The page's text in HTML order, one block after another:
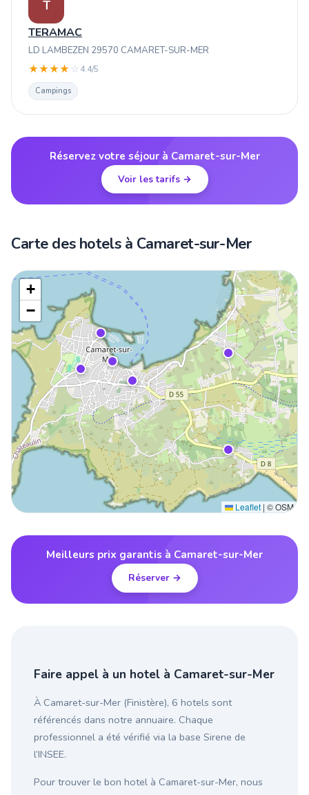
T
TERAMAC
LD LAMBEZEN 29570 CAMARET-SUR-MER
★★★★ ☆ 4.4/5
Campings
Réservez votre séjour à Camaret-sur-Mer
Voir les tarifs →
Carte des hotels à Camaret-sur-Mer
+
−
Leaflet | © OSM
Meilleurs prix garantis à Camaret-sur-Mer
Réserver →
Faire appel à un hotel à Camaret-sur-Mer
À Camaret-sur-Mer (Finistère), 6 hotels sont
référencés dans notre annuaire. Chaque
professionnel a été vérifié via la base Sirene de
l’INSEE.
Pour trouver le bon hotel à Camaret-sur-Mer, nous